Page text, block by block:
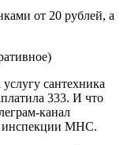
сантехника
333. И что
канал
инспекции МНС.